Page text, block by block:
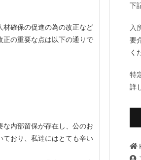
材確保の促進の為の改正など
正の重要な点は以下の通りで
内部留保が存在し、公のお
ており、私達にはとても辛い
下
入
要
く
特
詳